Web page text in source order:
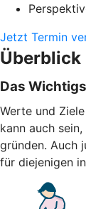
Jetzt Termin
Überblick
Das
Werte und
kann auch
gründen. Auch
für diejenigen